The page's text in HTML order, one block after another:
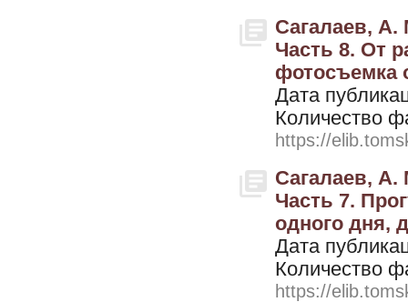
Сагалаев, А.
Часть 8. От
фотосъемка
Дата
Количество
https://
Сагалаев, А.
Часть 7.
одного дня,
Дата
Количество
https://